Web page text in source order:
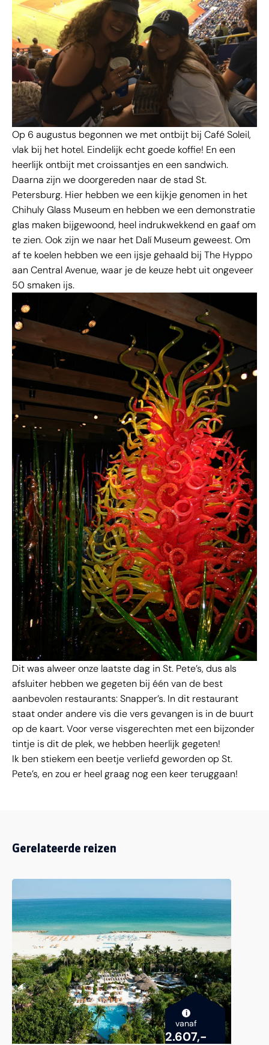
Op 6 augustus begonnen we met ontbijt bij Café Soleil,
vlak bij het hotel. Eindelijk echt goede koffie! En een
heerlijk ontbijt met croissantjes en een sandwich.
Daarna zijn we doorgereden naar de stad St.
Petersburg. Hier hebben we een kijkje genomen in het
Chihuly Glass Museum en hebben we een demonstratie
glas maken bijgewoond, heel indrukwekkend en gaaf om
te zien. Ook zijn we naar het Dalí Museum geweest. Om
af te koelen hebben we een ijsje gehaald bij The Hyppo
aan Central Avenue, waar je de keuze hebt uit ongeveer
50 smaken ijs.
Dit was alweer onze laatste dag in St. Pete’s, dus als
afsluiter hebben we gegeten bij één van de best
aanbevolen restaurants: Snapper’s. In dit restaurant
staat onder andere vis die vers gevangen is in de buurt
op de kaart. Voor verse visgerechten met een bijzonder
tintje is dit de plek, we hebben heerlijk gegeten!
Ik ben stiekem een beetje verliefd geworden op St.
Pete’s, en zou er heel graag nog een keer teruggaan!
Gerelateerde reizen
i
vanaf
2.607,-